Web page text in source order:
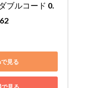
ブルコード 0.
見る